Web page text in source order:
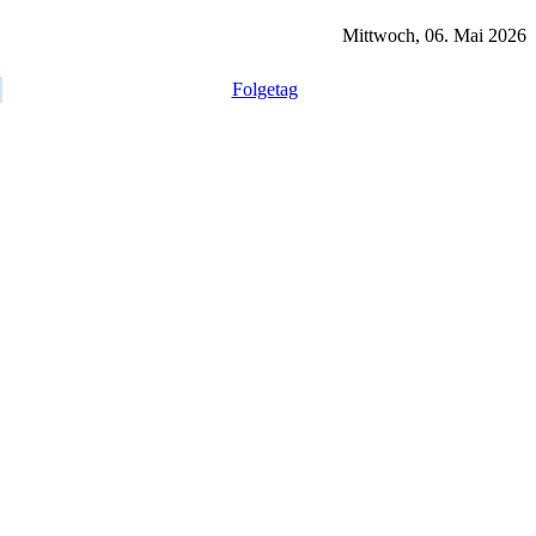
Mittwoch, 06. Mai 2026
Folgetag